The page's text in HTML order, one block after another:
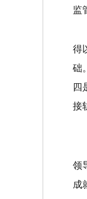
监
得
础
四
接
领
成